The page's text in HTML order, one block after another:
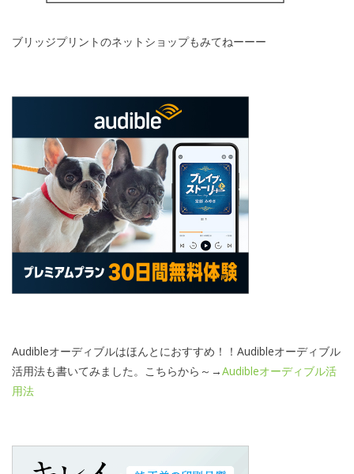
ブリッジプリントのネットショップもみてねーーー
Audibleオーディブルはほんとにおすすめ！！Audibleオーディブル
活用法も書いてみました。こちらから～→Audibleオーディブル活
用法